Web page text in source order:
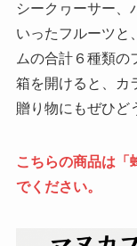
シークヮーサー、
いったフルーツと
ムの合計６種類の
箱を開けると、カ
贈り物にもぜひど
こちらの商品は「
でください。